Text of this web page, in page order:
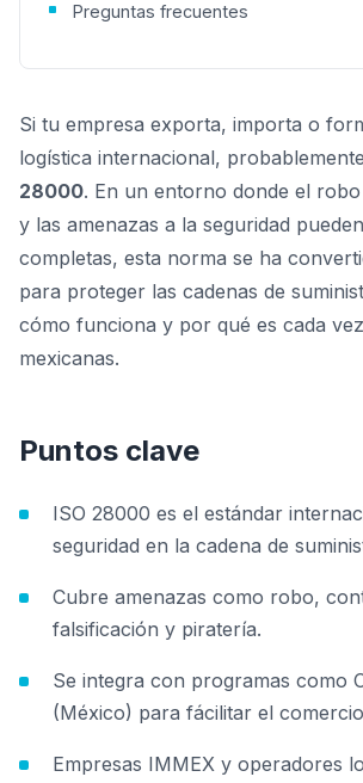
Si tu empresa exporta, importa o
logística internacional,
28000. En un entorno donde el
y las amenazas a la seguridad
completas, esta norma se ha
para proteger las cadenas de
cómo funciona y por qué es cada
mexicanas.
Puntos clave
ISO 28000 es el estándar
seguridad en la cadena de
Cubre amenazas como robo,
falsificación y piratería.
Se integra con programas como
(México) para fácilitar el
Empresas IMMEX y operadores
Preguntas frecuentes